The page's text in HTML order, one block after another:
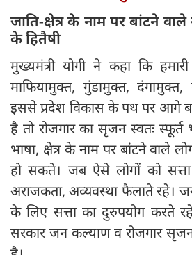
जाति-क्षेत्र के नाम पर बांटने
के हितैषी
मुख्यमंत्री योगी ने कहा कि
माफियामुक्त, गुंडामुक्त, दंगामुक्त,
इससे प्रदेश विकास के पथ पर आगे
है तो रोजगार का सृजन स्वतः स्फूर्त
भाषा, क्षेत्र के नाम पर बांटने वाले
हो सकते। जब ऐसे लोगों को सत्ता
अराजकता, अव्यवस्था फैलाते रहे।
के लिए सत्ता का दुरुपयोग करते
सरकार जन कल्याण व रोजगार